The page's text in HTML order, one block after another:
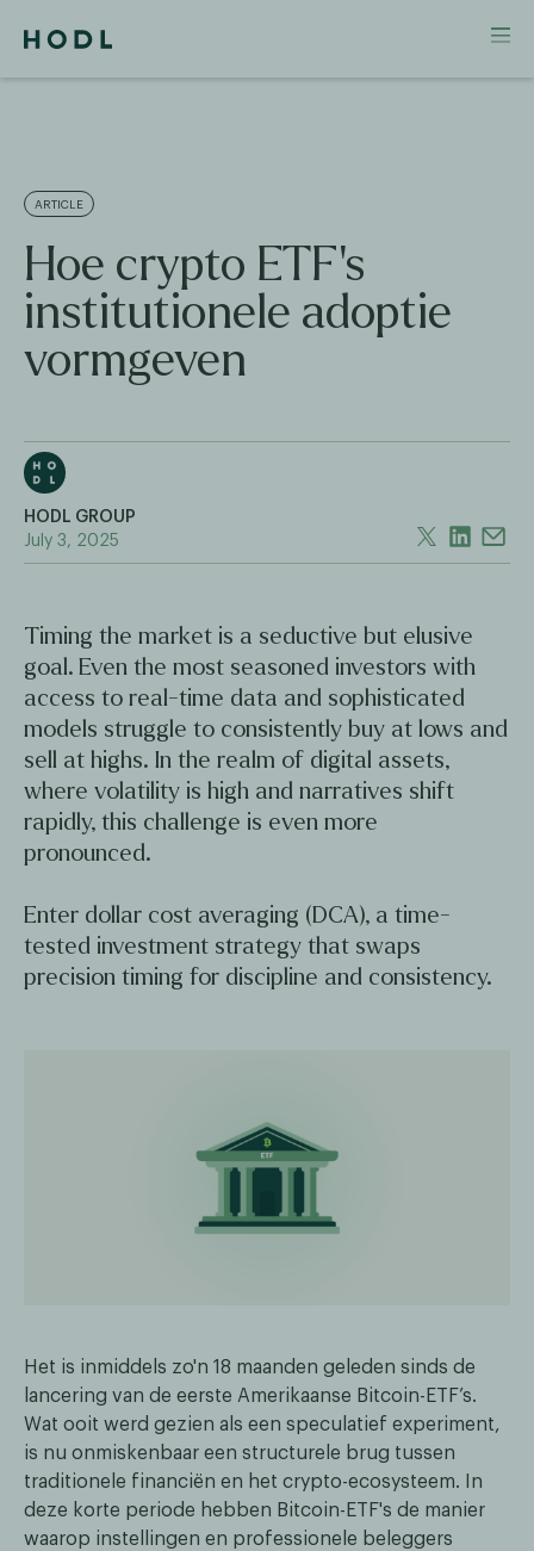
ARTICLE
Hoe crypto ETF's
institutionele adoptie
vormgeven
HODL GROUP
July 3, 2025
Timing the market is a seductive but elusive
goal. Even the most seasoned investors with
access to real-time data and sophisticated
models struggle to consistently buy at lows and
sell at highs. In the realm of digital assets,
where volatility is high and narratives shift
rapidly, this challenge is even more
pronounced.
Enter dollar cost averaging (DCA), a time-
tested investment strategy that swaps
precision timing for discipline and consistency.
Het is inmiddels zo'n 18 maanden geleden sinds de
lancering van de eerste Amerikaanse Bitcoin-ETF’s.
Wat ooit werd gezien als een speculatief experiment,
is nu onmiskenbaar een structurele brug tussen
traditionele financiën en het crypto-ecosysteem. In
deze korte periode hebben Bitcoin-ETF's de manier
waarop instellingen en professionele beleggers